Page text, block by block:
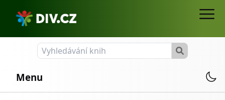
Menu